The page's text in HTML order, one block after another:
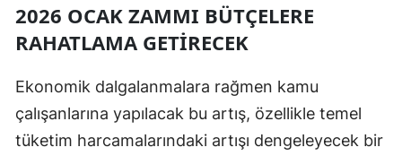
2026 OCAK ZAMMI BÜTÇELERE
RAHATLAMA GETIRECEK
Ekonomik dalgalanmalara rağmen kamu
çalışanlarına yapılacak bu artış, özellikle temel
tüketim harcamalarındaki artışı dengeleyecek bir